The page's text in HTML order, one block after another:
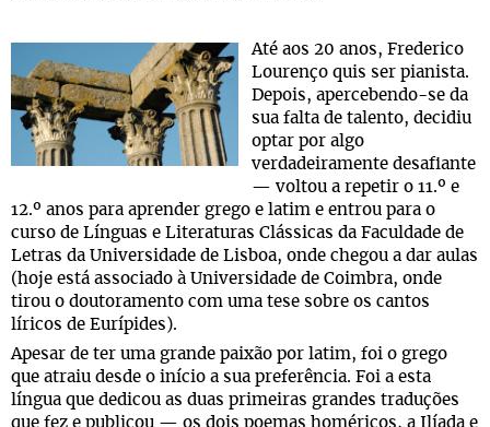
Até aos 20 anos, Frederico
Lourenço quis ser pianista.
Depois, apercebendo-se da
sua falta de talento, decidiu
optar por algo
verdadeiramente desafiante
— voltou a repetir o 11.º e
12.º anos para aprender grego e latim e entrou para o
curso de Línguas e Literaturas Clássicas da Faculdade de
Letras da Universidade de Lisboa, onde chegou a dar aulas
(hoje está associado à Universidade de Coimbra, onde
tirou o doutoramento com uma tese sobre os cantos
líricos de Eurípides).
Apesar de ter uma grande paixão por latim, foi o grego
que atraiu desde o início a sua preferência. Foi a esta
língua que dedicou as duas primeiras grandes traduções
que fez e publicou — os dois poemas homéricos, a Ilíada e